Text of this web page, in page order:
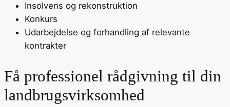
Insolvens og rekonstruktion
Konkurs
Udarbejdelse og forhandling af relevante
kontrakter
Få professionel rådgivning til din
landbrugsvirksomhed